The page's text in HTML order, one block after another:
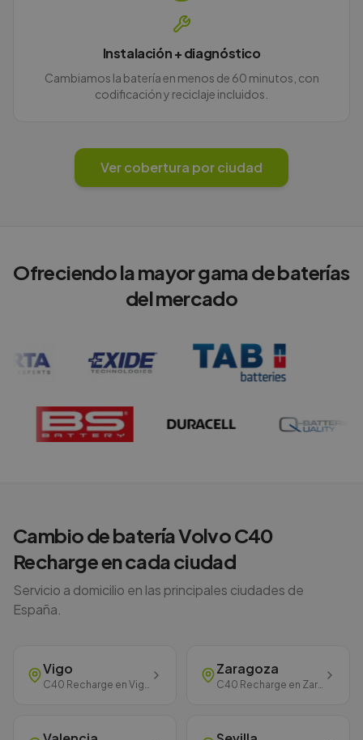
Instalación + diagnóstico
Cambiamos la batería en menos de 60 minutos, con
codificación y reciclaje incluidos.
Ver cobertura por ciudad
Ofreciendo la mayor gama de baterías
del mercado
Cambio de bateríaVolvoC40
Rechargeen cada ciudad
Servicio a domicilio en las principales ciudades de
España.
Vigo
C40 Recharge en Vigo
Zaragoza
C40 Recharge en Zaragoza